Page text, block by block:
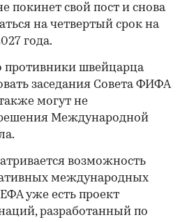
покинет свой пост и снова
на четвертый срок на
года.
противники швейцарца
заседания Совета ФИФА
могут не
Международной
возможность
международных
уже есть проект
разработанный по